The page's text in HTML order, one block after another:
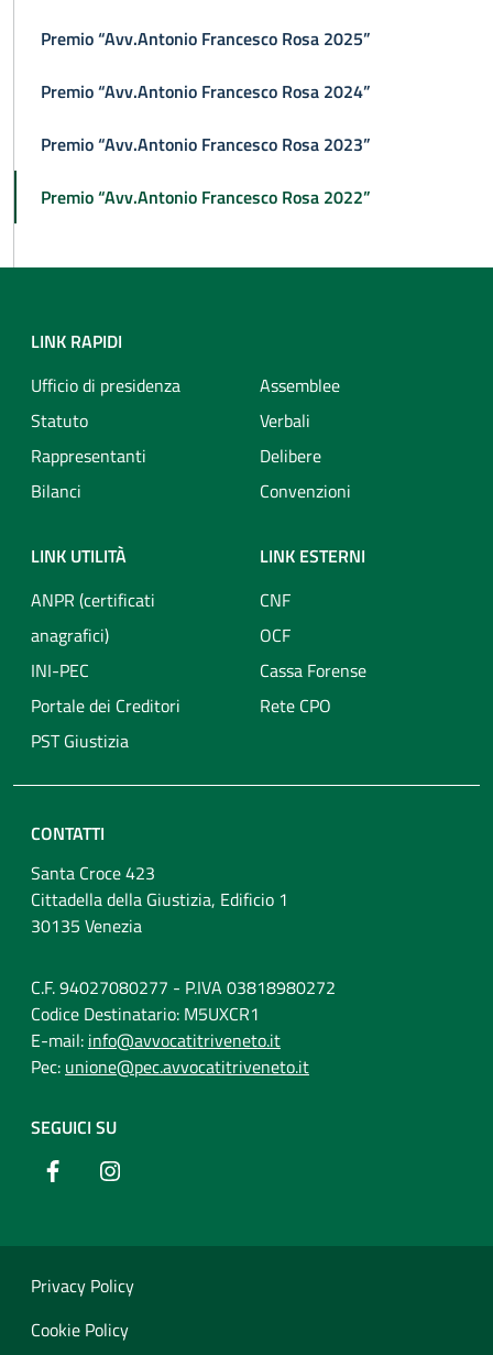
Premio “Avv.Antonio Francesco Rosa 2025”
Premio “Avv.Antonio Francesco Rosa 2024”
Premio “Avv.Antonio Francesco Rosa 2023”
Premio “Avv.Antonio Francesco Rosa 2022”
LINK RAPIDI
Ufficio di presidenza
Statuto
Rappresentanti
Bilanci
Assemblee
Verbali
Delibere
Convenzioni
LINK UTILITÀ
ANPR (certificati
anagrafici)
INI-PEC
Portale dei Creditori
PST Giustizia
LINK ESTERNI
CNF
OCF
Cassa Forense
Rete CPO
CONTATTI
Santa Croce 423
Cittadella della Giustizia, Edificio 1
30135 Venezia
C.F. 94027080277 - P.IVA 03818980272
Codice Destinatario: M5UXCR1
E-mail: info@avvocatitriveneto.it
Pec: unione@pec.avvocatitriveneto.it
SEGUICI SU
Privacy Policy
Cookie Policy